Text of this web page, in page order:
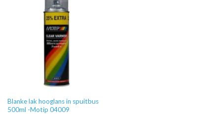
Blanke lak hooglans in spuitbus
500ml -Motip 04009